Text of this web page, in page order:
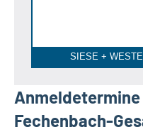
SIESE +
Fechenbach-